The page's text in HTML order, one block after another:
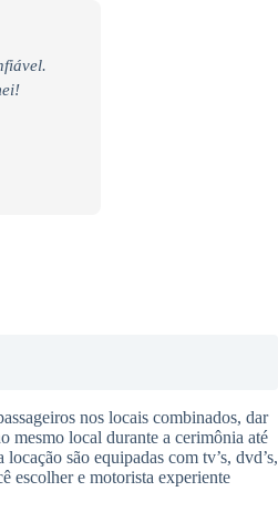
nos locais combinados, dar
mesmo local durante a cerimônia até
são equipadas com tv’s, dvd’s,
escolher e motorista experiente